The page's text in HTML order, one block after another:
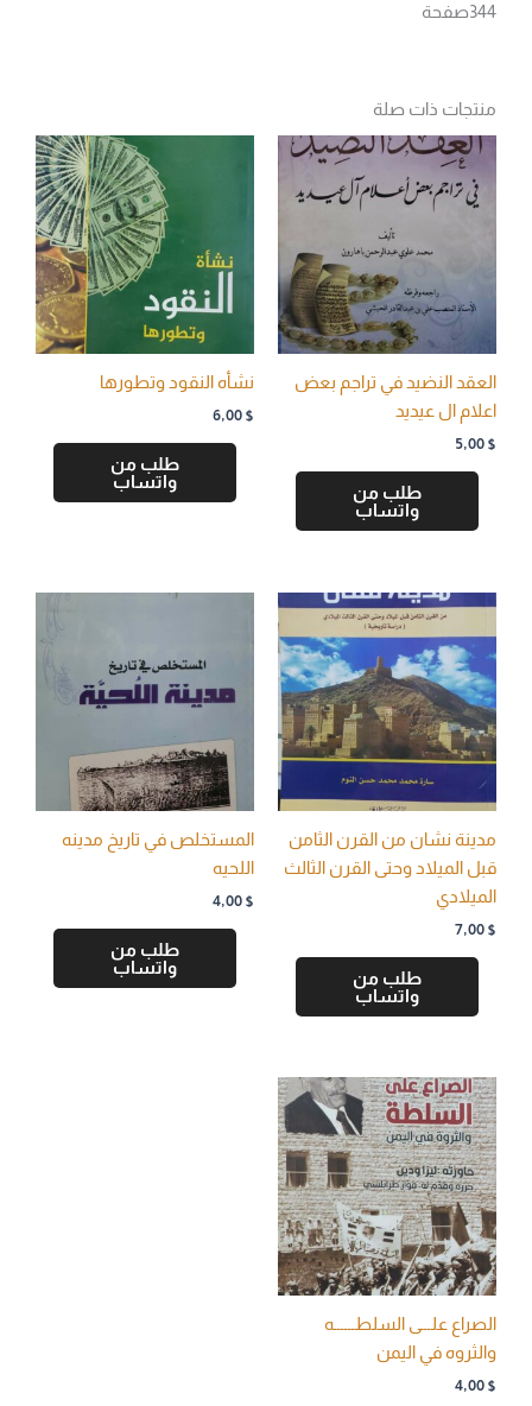
344صفحة
منتجات ذات صلة
العقد النضيد في تراجم بعض
اعلام ال عيديد
5,00 $
طلب من
واتساب
نشأه النقود وتطورها
6,00 $
طلب من
واتساب
مدينة نشان من القرن الثامن
قبل الميلاد وحتى القرن الثالث
الميلادي
7,00 $
طلب من
واتساب
المستخلص في تاريخ مدينه
اللحيه
4,00 $
طلب من
واتساب
الصراع علـــى السلطــــــه
والثروه في اليمن
4,00 $